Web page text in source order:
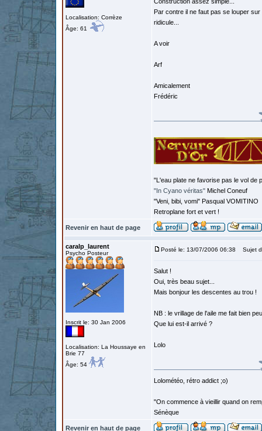
Localisation: Corrèze
Âge: 61
Par contre il ne faut pas se louper
ridicule...
A voir
Arf
Amicalement
Frédéric
"L'eau plate ne favorise pas le vol de
"In Cyano véritas" Michel Coneuf
"Veni, bibi, vomi" Pasqual VOMITINO
Retroplane fort et vert !
Revenir en haut de page
caralp_laurent
Psycho Posteur
Inscrit le: 30 Jan 2006
Localisation: La Houssaye en
Brie 77
Âge: 54
Posté le: 13/07/2006 06:38 Sujet
Salut !
Oui, très beau sujet...
Mais bonjour les descentes au trou !
NB : le vrillage de l'aile me fait bien
Que lui est-il arrivé ?
Lolo
Lolométéo, rétro addict ;o)
"On commence à vieillir quand on
Sénèque
Revenir en haut de page